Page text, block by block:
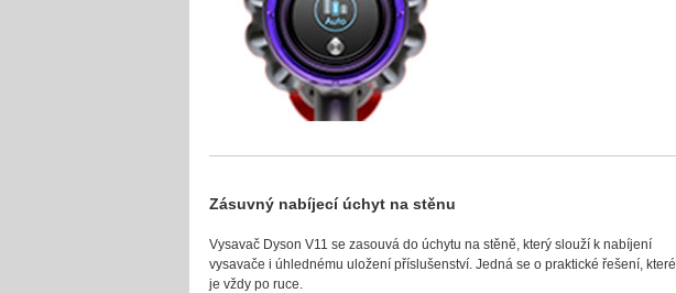
Zásuvný nabíjecí úchyt na stěnu
Vysavač Dyson V11 se zasouvá do úchytu na stěně, který slouží k nabíjení
vysavače i úhlednému uložení příslušenství. Jedná se o praktické řešení, které
je vždy po ruce.